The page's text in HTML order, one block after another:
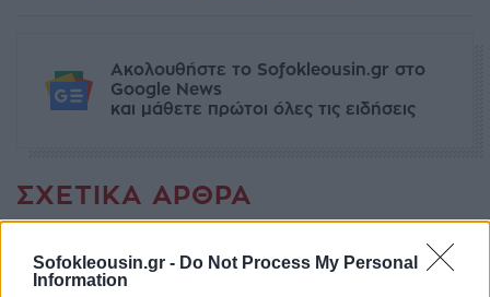
Sofokleousin.gr - Do Not Process My Personal
Information
Ακολουθήστε το Sofokleousin.gr στο
Google News
και μάθετε πρώτοι όλες τις ειδήσεις
ΣΧΕΤΙΚΆ ΆΡΘΡΑ
ΕΥΖΗΝ